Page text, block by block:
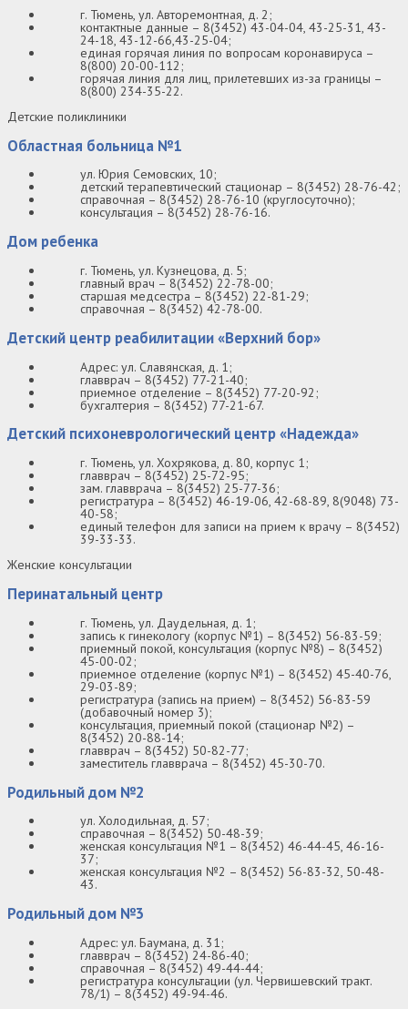
г. Тюмень, ул. Авторемонтная, д. 2;
контактные данные – 8(3452) 43-04-04, 43-25-31, 43-
24-18, 43-12-66,43-25-04;
единая горячая линия по вопросам коронавируса –
8(800) 20-00-112;
горячая линия для лиц, прилетевших из-за границы –
8(800) 234-35-22.
Детские поликлиники
Областная больница №1
ул. Юрия Семовских, 10;
детский терапевтический стационар – 8(3452) 28-76-42;
справочная – 8(3452) 28-76-10 (круглосуточно);
консультация – 8(3452) 28-76-16.
Дом ребенка
г. Тюмень, ул. Кузнецова, д. 5;
главный врач – 8(3452) 22-78-00;
старшая медсестра – 8(3452) 22-81-29;
справочная – 8(3452) 42-78-00.
Детский центр реабилитации «Верхний бор»
Адрес: ул. Славянская, д. 1;
главврач – 8(3452) 77-21-40;
приемное отделение – 8(3452) 77-20-92;
бухгалтерия – 8(3452) 77-21-67.
Детский психоневрологический центр «Надежда»
г. Тюмень, ул. Хохрякова, д. 80, корпус 1;
главврач – 8(3452) 25-72-95;
зам. главврача – 8(3452) 25-77-36;
регистратура – 8(3452) 46-19-06, 42-68-89, 8(9048) 73-
40-58;
единый телефон для записи на прием к врачу – 8(3452)
39-33-33.
Женские консультации
Перинатальный центр
г. Тюмень, ул. Даудельная, д. 1;
запись к гинекологу (корпус №1) – 8(3452) 56-83-59;
приемный покой, консультация (корпус №8) – 8(3452)
45-00-02;
приемное отделение (корпус №1) – 8(3452) 45-40-76,
29-03-89;
регистратура (запись на прием) – 8(3452) 56-83-59
(добавочный номер 3);
консультация, приемный покой (стационар №2) –
8(3452) 20-88-14;
главврач – 8(3452) 50-82-77;
заместитель главврача – 8(3452) 45-30-70.
Родильный дом №2
ул. Холодильная, д. 57;
справочная – 8(3452) 50-48-39;
женская консультация №1 – 8(3452) 46-44-45, 46-16-
37;
женская консультация №2 – 8(3452) 56-83-32, 50-48-
43.
Родильный дом №3
Адрес: ул. Баумана, д. 31;
главврач – 8(3452) 24-86-40;
справочная – 8(3452) 49-44-44;
регистратура консультации (ул. Червишевский тракт.
78/1) – 8(3452) 49-94-46.